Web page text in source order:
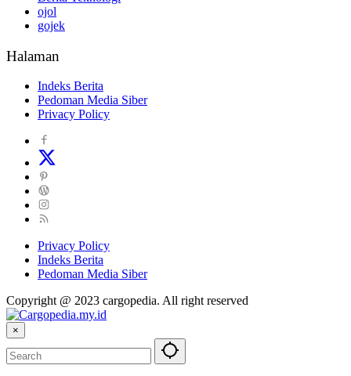
ojol
gojek
Halaman
Indeks Berita
Pedoman Media Siber
Privacy Policy
Privacy Policy
Indeks Berita
Pedoman Media Siber
Copyright @ 2023 cargopedia. All right reserved
×